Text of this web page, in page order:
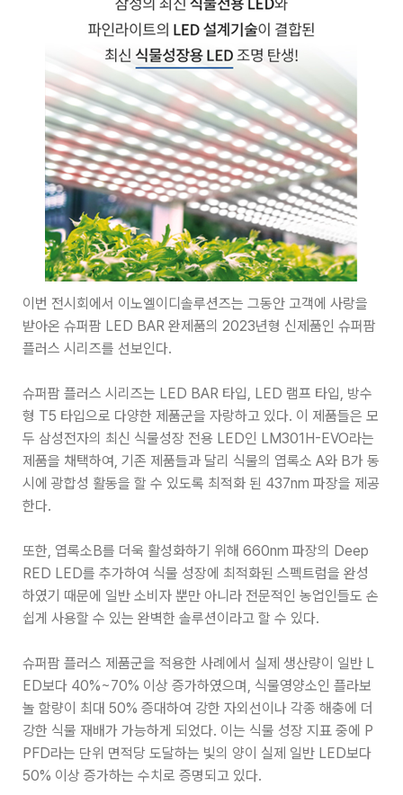
이번 전시회에서 이노엘이디솔루션즈는 그동안 고객에 사랑을
받아온 슈퍼팜 LED BAR 완제품의 2023년형 신제품인 슈퍼팜
플러스 시리즈를 선보인다.
슈퍼팜 플러스 시리즈는 LED BAR 타입, LED 램프 타입, 방수
형 T5 타입으로 다양한 제품군을 자랑하고 있다. 이 제품들은 모
두 삼성전자의 최신 식물성장 전용 LED인 LM301H-EVO라는
제품을 채택하여, 기존 제품들과 달리 식물의 엽록소 A와 B가 동
시에 광합성 활동을 할 수 있도록 최적화 된 437nm 파장을 제공
한다.
또한, 엽록소B를 더욱 활성화하기 위해 660nm 파장의 Deep
RED LED를 추가하여 식물 성장에 최적화된 스펙트럼을 완성
하였기 때문에 일반 소비자 뿐만 아니라 전문적인 농업인들도 손
쉽게 사용할 수 있는 완벽한 솔루션이라고 할 수 있다.
슈퍼팜 플러스 제품군을 적용한 사례에서 실제 생산량이 일반 L
ED보다 40%~70% 이상 증가하였으며, 식물영양소인 플라보
놀 함량이 최대 50% 증대하여 강한 자외선이나 각종 해충에 더
강한 식물 재배가 가능하게 되었다. 이는 식물 성장 지표 중에 P
PFD라는 단위 면적당 도달하는 빛의 양이 실제 일반 LED보다
50% 이상 증가하는 수치로 증명되고 있다.